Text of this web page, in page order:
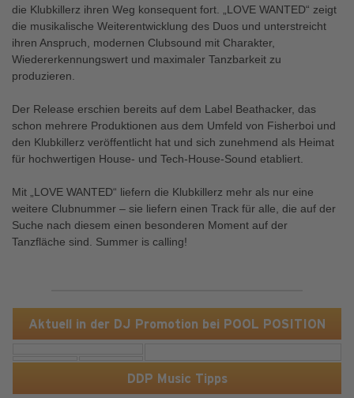
Aktuell in der DJ Promotion bei POOL POSITION
DDP Music Tipps
die Klubkillerz ihren Weg konsequent fort. „LOVE WANTED“ zeigt
die musikalische Weiterentwicklung des Duos und unterstreicht
ihren Anspruch, modernen Clubsound mit Charakter,
Wiedererkennungswert und maximaler Tanzbarkeit zu
produzieren.
Der Release erschien bereits auf dem Label Beathacker, das
schon mehrere Produktionen aus dem Umfeld von Fisherboi und
den Klubkillerz veröffentlicht hat und sich zunehmend als Heimat
für hochwertigen House- und Tech-House-Sound etabliert.
Mit „LOVE WANTED“ liefern die Klubkillerz mehr als nur eine
weitere Clubnummer – sie liefern einen Track für alle, die auf der
Suche nach diesem einen besonderen Moment auf der
Tanzfläche sind. Summer is calling!